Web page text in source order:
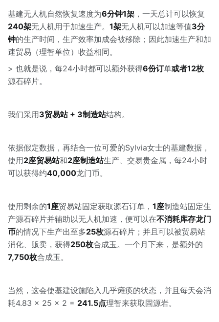
基建无人机自然恢复速度为6分钟1架 ，一天总计可以恢复
240架无人机用于加速生产。 1架无人机可以加速等值3分
钟的生产时间，生产效率加成会被移除；因此加速生产和加
速贸易（理智单位）收益相同。
> 也就是说，每24小时都可以额外获得6份订单或者12枚
源石碎片。
我们采用3贸易站 + 3制造站结构。
依据假定数据，再结合一位可爱的Sylvia女士的基建数据，
使用2座贸易站和2座制造站生产、交易贵金属，每24小时
可以获得约40,000龙门币。
使用剩余的1座贸易站固定获取源石订单， 1座制造站固定生
产源石碎片并辅助以无人机加速，便可以在不消耗库存龙门
币的情况下生产出至多25枚源石碎片；并且可以被贸易站
消化、贩卖，获得250枚合成玉。一个月下来，是额外的
7,750枚合成玉。
当然，这会使基建设施陷入几乎瘫痪的状态，并且每天会消
耗4.83 × 25 × 2 = 241.5点理智来获取固源岩。